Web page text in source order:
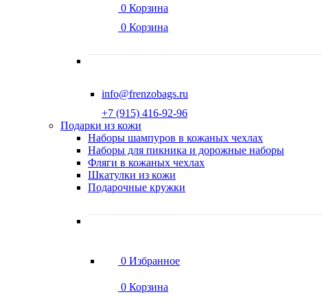
0 Корзина
0 Корзина
info@frenzobags.ru
‭+7 (915) 416-92-96
Подарки из кожи
Наборы шампуров в кожаных чехлах
Наборы для пикника и дорожные наборы
Фляги в кожаных чехлах
Шкатулки из кожи
Подарочные кружки
0 Избранное
0 Корзина